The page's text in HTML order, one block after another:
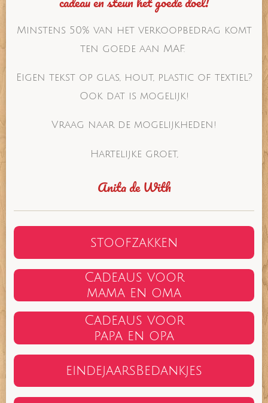
Minstens 50% van het verkoopbedrag komt
ten goede aan MAF.
Eigen tekst op glas, hout, plastic of textiel?
Ook dat is mogelijk!
Vraag naar de mogelijkheden!
Hartelijke groet,
Anita de With
stoofzakken
Cadeaus voor
mama en oma
Cadeaus voor
papa en opa
eindejaarsBedankjes